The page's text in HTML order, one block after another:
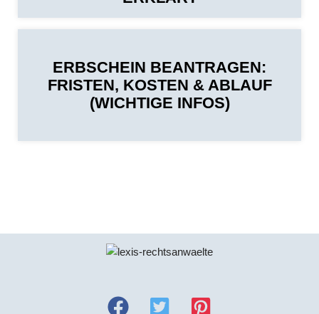
ERBSCHEIN BEANTRAGEN:
FRISTEN, KOSTEN & ABLAUF
(WICHTIGE INFOS)